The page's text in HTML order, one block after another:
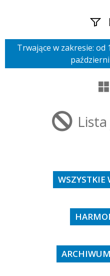
Szukana fraza
Trwające w zakresie
Trwające w zakresie: od
WSZYSTKIE